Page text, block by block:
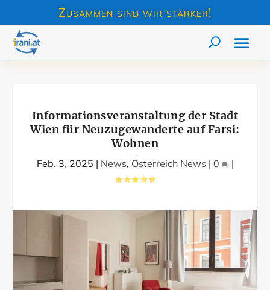
Zusammen sind wir stärker!
Informationsveranstaltung der Stadt
Wien für Neuzugewanderte auf Farsi:
Wohnen
Feb. 3, 2025 | News, Österreich News | 0 |